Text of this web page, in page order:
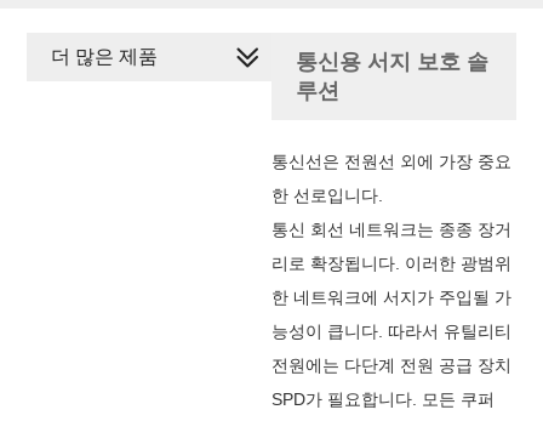
통신용 서지 보호 솔
루션
통신선은 전원선 외에 가장 중요
한 선로입니다.
통신 회선 네트워크는 종종 장거
리로 확장됩니다. 이러한 광범위
한 네트워크에 서지가 주입될 가
능성이 큽니다. 따라서 유틸리티
전원에는 다단계 전원 공급 장치
SPD가 필요합니다. 모든 쿠퍼
더 많은 제품